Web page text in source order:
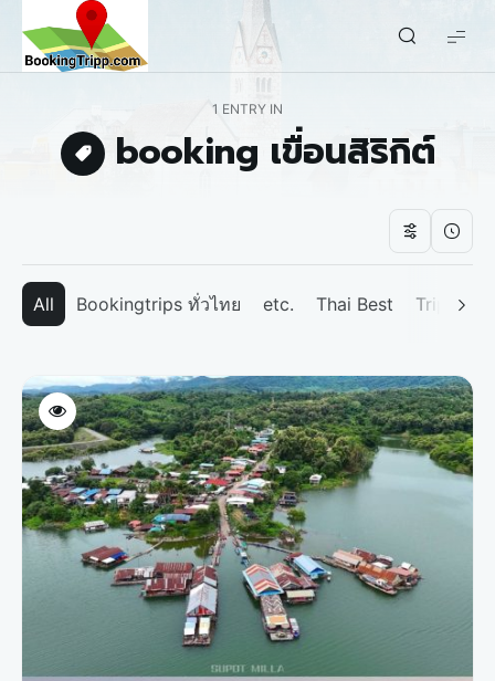
bookingtripp.com
1 ENTRY IN
booking เขื่อนสิริกิต์
All Bookingtrips ทั่วไทย etc. Thai Best Tripp